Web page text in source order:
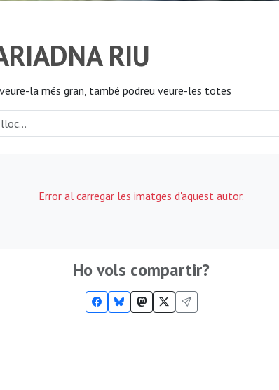
RIU
la més gran, també podreu veure-les totes
Error al carregar les imatges d'aquest autor.
Ho vols compartir?